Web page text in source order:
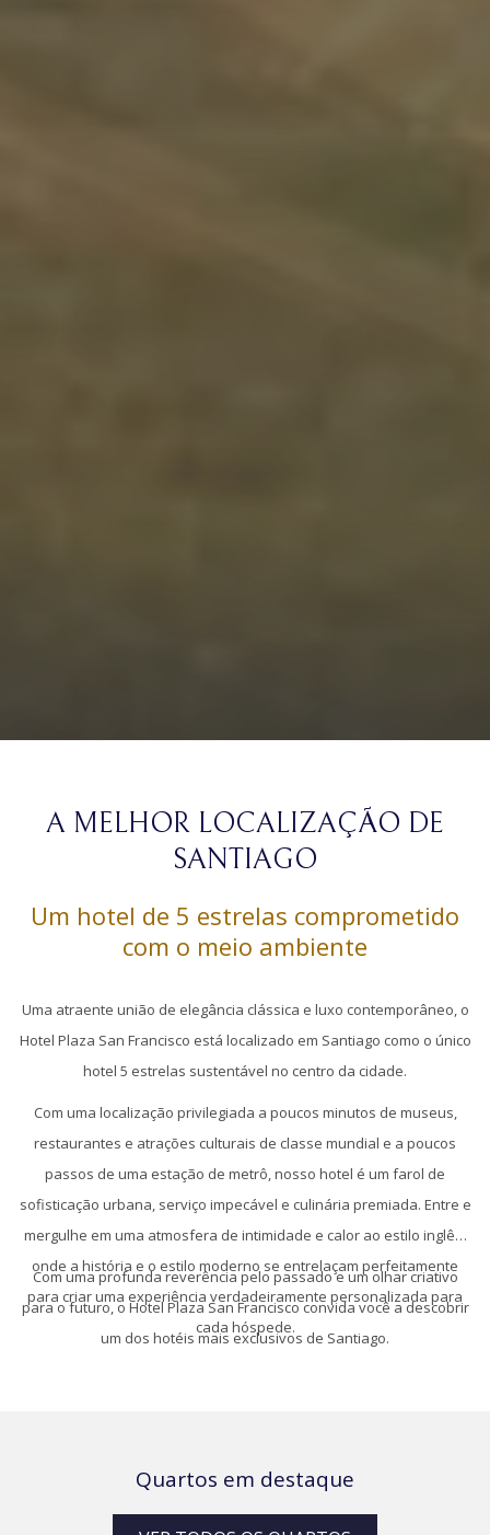
controle
da
de
slides
nos
links
seguir
se
o
conteúdo
acima
A MELHOR LOCALIZAÇÃO DE
SANTIAGO
Um hotel de 5 estrelas comprometido
com o meio ambiente
Uma atraente união de elegância clássica e luxo contemporâneo, o
Hotel Plaza San Francisco está localizado em Santiago como o único
hotel 5 estrelas sustentável no centro da cidade.
Com uma localização privilegiada a poucos minutos de museus,
restaurantes e atrações culturais de classe mundial e a poucos
passos de uma estação de metrô, nosso hotel é um farol de
sofisticação urbana, serviço impecável e culinária premiada. Entre e
mergulhe em uma atmosfera de intimidade e calor ao estilo inglês,
onde a história e o estilo moderno se entrelaçam perfeitamente
para criar uma experiência verdadeiramente personalizada para
cada hóspede.
Com uma profunda reverência pelo passado e um olhar criativo
para o futuro, o Hotel Plaza San Francisco convida você a descobrir
um dos hotéis mais exclusivos de Santiago.
Quartos em destaque